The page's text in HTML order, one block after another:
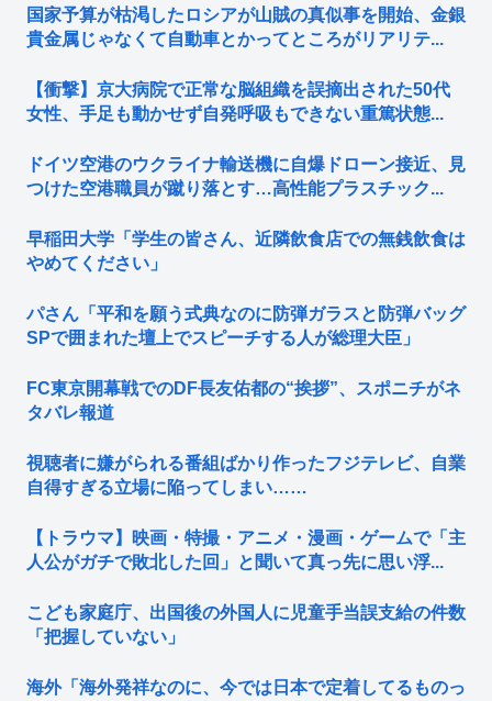
国家予算が枯渇したロシアが山賊の真似事を開始、金銀
貴金属じゃなくて自動車とかってところがリアリテ...
【衝撃】京大病院で正常な脳組織を誤摘出された50代
女性、手足も動かせず自発呼吸もできない重篤状態...
ドイツ空港のウクライナ輸送機に自爆ドローン接近、見
つけた空港職員が蹴り落とす…高性能プラスチック...
早稲田大学「学生の皆さん、近隣飲食店での無銭飲食は
やめてください」
パさん「平和を願う式典なのに防弾ガラスと防弾バッグ
SPで囲まれた壇上でスピーチする人が総理大臣」
FC東京開幕戦でのDF長友佑都の“挨拶”、スポニチがネ
タバレ報道
視聴者に嫌がられる番組ばかり作ったフジテレビ、自業
自得すぎる立場に陥ってしまい……
【トラウマ】映画・特撮・アニメ・漫画・ゲームで「主
人公がガチで敗北した回」と聞いて真っ先に思い浮...
こども家庭庁、出国後の外国人に児童手当誤支給の件数
「把握していない」
海外「海外発祥なのに、今では日本で定着してるものっ